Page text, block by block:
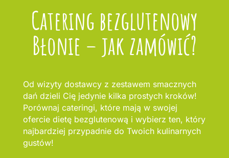
Catering bezglutenowy
Błonie – jak zamówić?
Od wizyty dostawcy z zestawem smacznych
dań dzieli Cię jedynie kilka prostych kroków!
Porównaj cateringi, które mają w swojej
ofercie dietę bezglutenową i wybierz ten, który
najbardziej przypadnie do Twoich kulinarnych
gustów!